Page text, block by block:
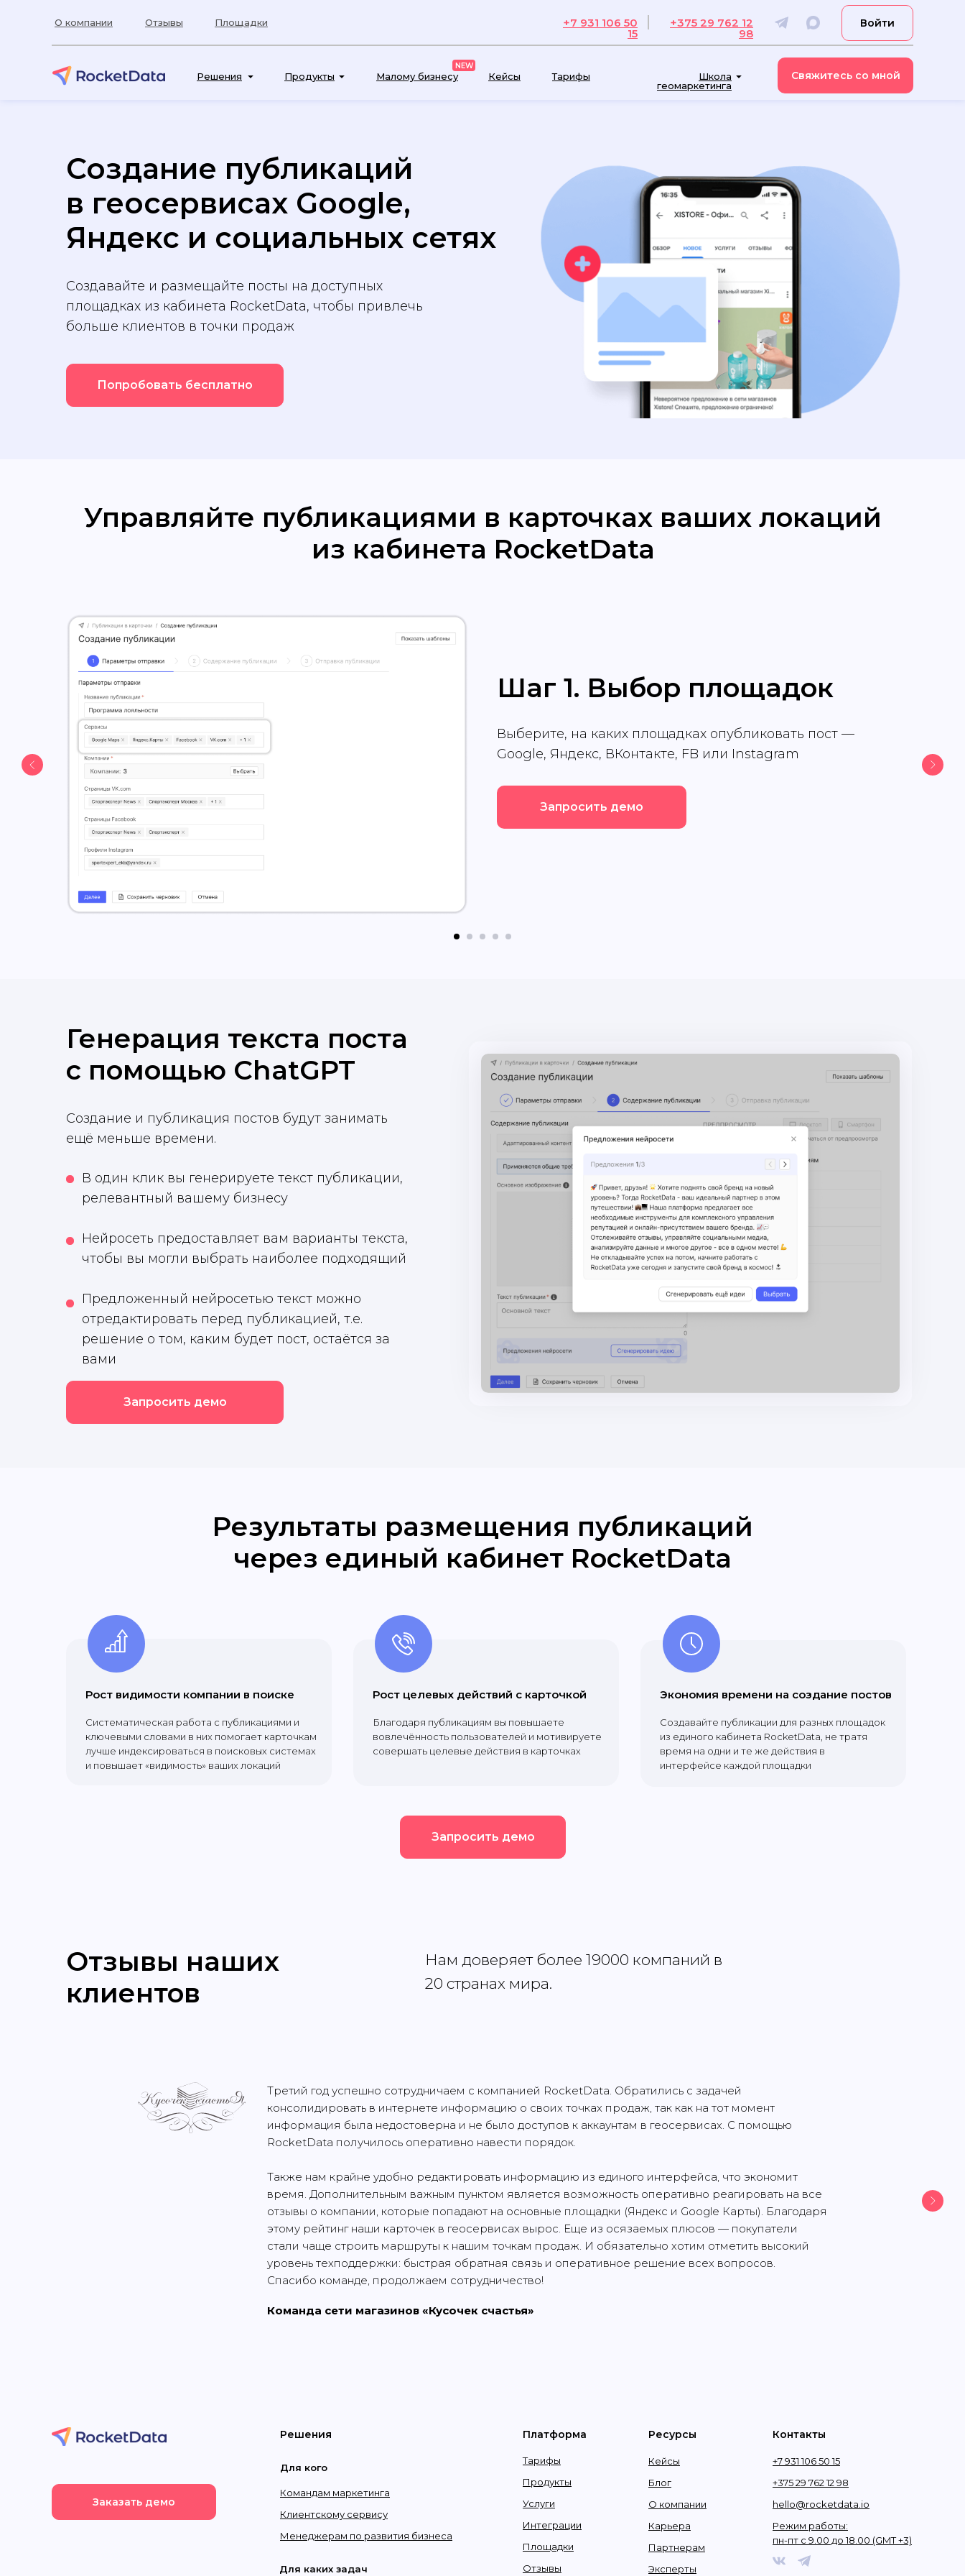
Продукты
Решения Кейсы Тарифы
Школа
геомаркетинга
Свяжитесь со мной
Войти
Площадки
О компании Отзывы
NEW
Малому бизнесу
+7 931 106 50
15
+375 29 762 12
98
Создание публикаций
в геосервисах Google,
Яндекс и социальных сетях
Создавайте и размещайте посты на доступных
площадках из кабинета RocketData, чтобы привлечь
больше клиентов в точки продаж
Попробовать бесплатно
Управляйте публикациями в карточках ваших локаций
из кабинета RocketData
Шаг 1. Выбор площадок
Выберите, на каких площадках опубликовать пост —
Google, Яндекс, ВКонтакте, FB или Instagram
Запросить демо
Генерация текста поста
с помощью ChatGPT
Создание и публикация постов будут занимать
ещё меньше времени.
Запросить демо
В один клик вы генерируете текст публикации,
релевантный вашему бизнесу
Нейросеть предоставляет вам варианты текста,
чтобы вы могли выбрать наиболее подходящий
Предложенный нейросетью текст можно
отредактировать перед публикацией, т.е.
решение о том, каким будет пост, остаётся за
вами
Результаты размещения публикаций
через единый кабинет RocketData
Запросить демо
Систематическая работа с публикациями и
ключевыми словами в них помогает карточкам
лучше индексироваться в поисковых системах
и повышает «видимость» ваших локаций
Благодаря публикациям вы повышаете
вовлечённость пользователей и мотивируете
совершать целевые действия в карточках
Создавайте публикации для разных площадок
из единого кабинета RocketData, не тратя
время на одни и те же действия в
интерфейсе каждой площадки
Рост видимости компании в поиске Рост целевых действий с карточкой Экономия времени на создание постов
Отзывы наших
клиентов
Нам доверяет более 19000 компаний в
20 странах мира.
Третий год успешно сотрудничаем с компанией RocketData. Обратились с задачей
консолидировать в интернете информацию о своих точках продаж, так как на тот момент
информация была недостоверна и не было доступов к аккаунтам в геосервисах. С помощью
RocketData получилось оперативно навести порядок.
Также нам крайне удобно редактировать информацию из единого интерфейса, что экономит
время. Дополнительным важным пунктом является возможность оперативно реагировать на все
отзывы о компании, которые попадают на основные площадки (Яндекс и Google Карты). Благодаря
этому рейтинг наши карточек в геосервисах вырос. Еще из осязаемых плюсов — покупатели
стали чаще строить маршруты к нашим точкам продаж. И обязательно хотим отметить высокий
уровень техподдержки: быстрая обратная связь и оперативное решение всех вопросов.
Спасибо команде, продолжаем сотрудничество!
Команда сети магазинов «‎Кусочек счастья»
Для кого
Клиентскому сервису
Командам маркетинга
Менеджерам по развития бизнеса
Решения
+375 29 762 12 98
+7 931 106 50 15
hello@rocketdata.io
Режим работы:
пн-пт с 9.00 до 18.00 (GMT +3)
Контакты
Для каких задач
Ресурсы
О компании
Кейсы
Блог
Эксперты
Партнерам
Карьера
Платформа
Продукты
Тарифы
Отзывы
Площадки
Услуги
Интеграции
Заказать демо